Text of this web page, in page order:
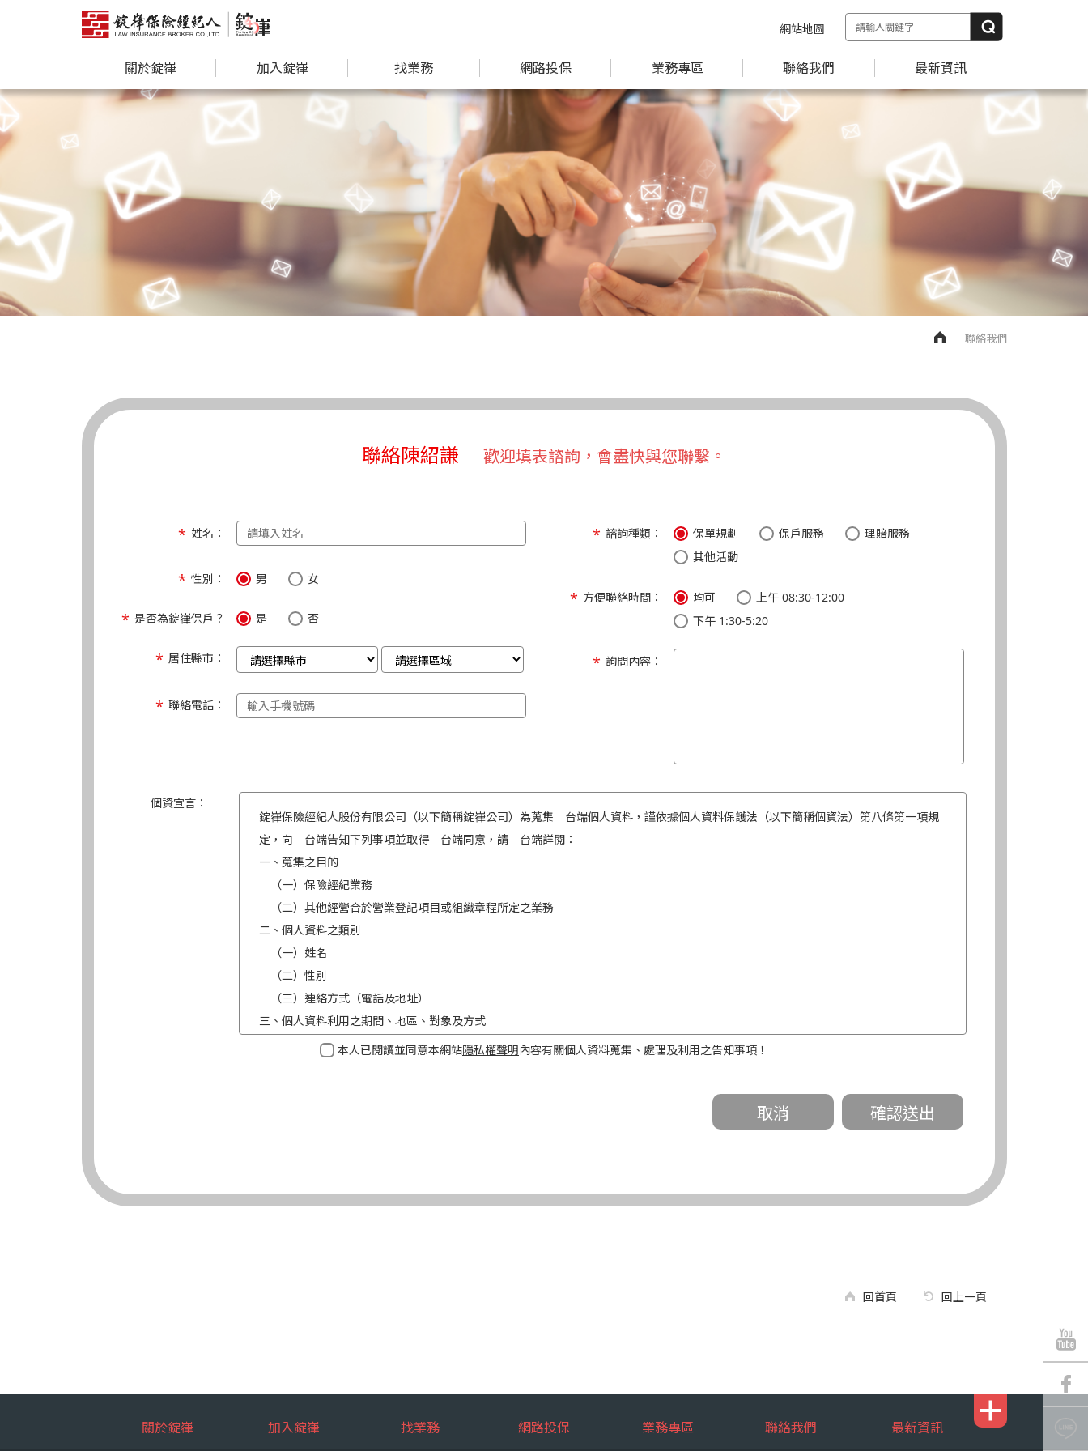
網站地圖
關於錠嵂 加入錠嵂 找業務 網路投保 業務專區 聯絡我們 最新資訊
聯絡我們
聯絡陳紹謙 歡迎填表諮詢，會盡快與您聯繫。
姓名：
性別： 男 女
是否為錠嵂保戶？ 是 否
居住縣市：
聯絡電話：
諮詢種類： 保單規劃 保戶服務
理賠服務
其他活動
方便聯絡時間： 均可
上午 08:30-12:00
下午 1:30-5:20
詢問內容：
個資宣言：
錠嵂保險經紀人股份有限公司（以下簡稱錠嵂公司）為蒐集 台端個人資料，謹依據個人資料保護法（以下簡稱個資法）第八條第一項規
定，向 台端告知下列事項並取得 台端同意，請 台端詳閱：
一、蒐集之目的
（一）保險經紀業務
（二）其他經營合於營業登記項目或組織章程所定之業務
二、個人資料之類別
（一）姓名
（二）性別
（三）連絡方式（電話及地址）
三、個人資料利用之期間、地區、對象及方式
（一）期間：蒐集之目的存續期間及依法令規定應為保存之期間。
如：台端得自由選擇提供個人資料，惟如不提供或提供不完整時，基於蒐集目的業務之執行，錠嵂公司將有可能延後、提供未完整或
本人已閱讀並同意本網站隱私權聲明內容有關個人資料蒐集、處理及利用之告知事項！
回首頁 回上一頁
關於錠嵂 加入錠嵂 找業務 網路投保 業務專區 聯絡我們 最新資訊